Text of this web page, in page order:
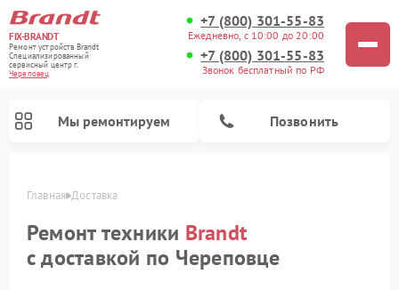
FIX-BRANDT
Ремонт устройств Brandt
Специализированный
cервисный центр г.
Череповец
+7 (800) 301-55-83
Ежедневно, с 10:00 до 20:00
+7 (800) 301-55-83
Звонок бесплатный по РФ
Мы ремонтируем Позвонить
Главная Доставка
Ремонт техники Brandt
с доставкой по Череповце